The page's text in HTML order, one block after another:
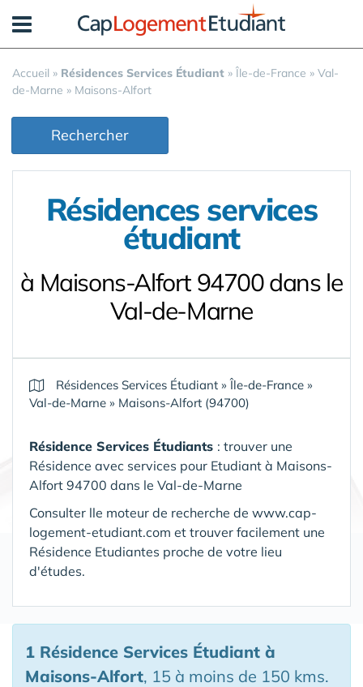
Accueil » Résidences Services Étudiant » Île-de-France » Val-
de-Marne » Maisons-Alfort
Rechercher
Résidences services
étudiant
à Maisons-Alfort 94700 dans le
Val-de-Marne
Résidences Services Étudiant »Île-de-France »
Val-de-Marne » Maisons-Alfort (94700)
Résidence Services Étudiants : trouver une
Résidence avec services pour Etudiant à Maisons-
Alfort 94700 dans le Val-de-Marne
Consulter lle moteur de recherche de www.cap-
logement-etudiant.com et trouver facilement une
Résidence Etudiantes proche de votre lieu
d'études.
1 Résidence Services Étudiant à
Maisons-Alfort, 15 à moins de 150 kms.